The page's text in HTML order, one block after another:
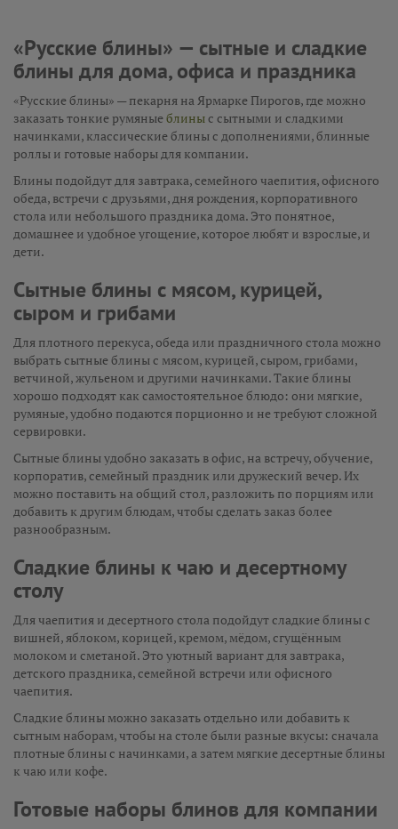
«Русские блины» — сытные и сладкие
блины для дома, офиса и праздника
«Русские блины» — пекарня на Ярмарке Пирогов, где можно
заказать тонкие румяныеблиныс сытными и сладкими
начинками, классические блины с дополнениями, блинные
роллы и готовые наборы для компании.
Блины подойдут для завтрака, семейного чаепития, офисного
обеда, встречи с друзьями, дня рождения, корпоративного
стола или небольшого праздника дома. Это понятное,
домашнее и удобное угощение, которое любят и взрослые, и
дети.
Сытные блины с мясом, курицей,
сыром и грибами
Для плотного перекуса, обеда или праздничного стола можно
выбрать сытные блины с мясом, курицей, сыром, грибами,
ветчиной, жульеном и другими начинками. Такие блины
хорошо подходят как самостоятельное блюдо: они мягкие,
румяные, удобно подаются порционно и не требуют сложной
сервировки.
Сытные блины удобно заказать в офис, на встречу, обучение,
корпоратив, семейный праздник или дружеский вечер. Их
можно поставить на общий стол, разложить по порциям или
добавить к другим блюдам, чтобы сделать заказ более
разнообразным.
Сладкие блины к чаю и десертному
столу
Для чаепития и десертного стола подойдут сладкие блины с
вишней, яблоком, корицей, кремом, мёдом, сгущённым
молоком и сметаной. Это уютный вариант для завтрака,
детского праздника, семейной встречи или офисного
чаепития.
Сладкие блины можно заказать отдельно или добавить к
сытным наборам, чтобы на столе были разные вкусы: сначала
плотные блины с начинками, а затем мягкие десертные блины
к чаю или кофе.
Готовые наборы блинов для компании